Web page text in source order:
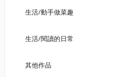
生活/動手做菜趣
生活/閱讀的日常
其他作品